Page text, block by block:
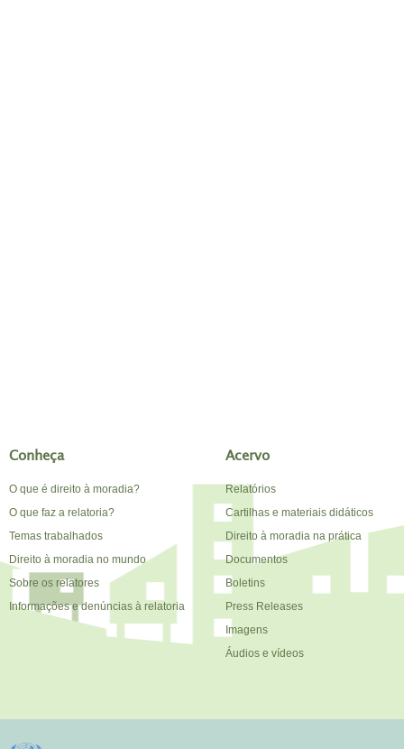
Conheça
O que é direito à moradia?
O que faz a relatoria?
Temas trabalhados
Direito à moradia no mundo
Sobre os relatores
Informações e denúncias à relatoria
Acervo
Relatórios
Cartilhas e materiais didáticos
Direito à moradia na prática
Documentos
Boletins
Press Releases
Imagens
Áudios e vídeos